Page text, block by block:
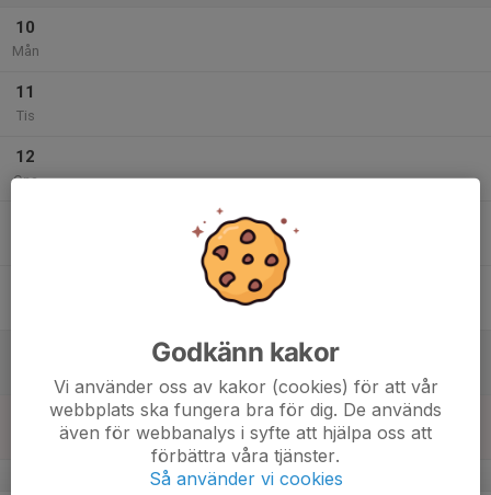
10
Mån
11
Tis
12
Ons
v.34
Godkänn kakor
Vi använder oss av kakor (cookies) för att vår
webbplats ska fungera bra för dig. De används
även för webbanalys i syfte att hjälpa oss att
förbättra våra tjänster.
Så använder vi cookies